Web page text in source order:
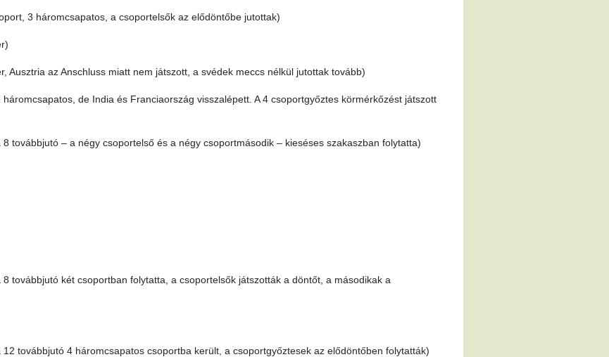
3 háromcsapatos, a csoportelsők az elődöntőbe jutottak)
Ausztria az Anschluss miatt nem játszott, a svédek meccs nélkül jutottak tovább)
de India és Franciaország visszalépett. A 4 csoportgyőztes körmérkőzést játszott
továbbjutó – a négy csoportelső és a négy csoportmásodik – kieséses szakaszban folytatta)
továbbjutó két csoportban folytatta, a csoportelsők játszották a döntőt, a másodikak a
továbbjutó 4 háromcsapatos csoportba került, a csoportgyőztesek az elődöntőben folytatták)